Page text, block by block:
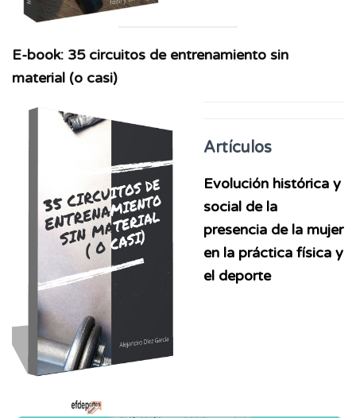
E-book: 35 circuitos de entrenamiento sin
material (o casi)
Artículos
Evolución histórica y
social de la
presencia de la mujer
en la práctica física y
el deporte